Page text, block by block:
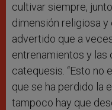
cultivar siempre,
dimensión religiosa
advertido que a
entrenamientos y las
catequesis. “Esto no
que se ha perdido la
tampoco hay que